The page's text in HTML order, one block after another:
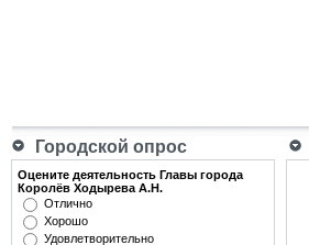
Городской опрос
Оцените деятельность Главы города
Королёв Ходырева А.Н.
Отлично
Хорошо
Удовлетворительно